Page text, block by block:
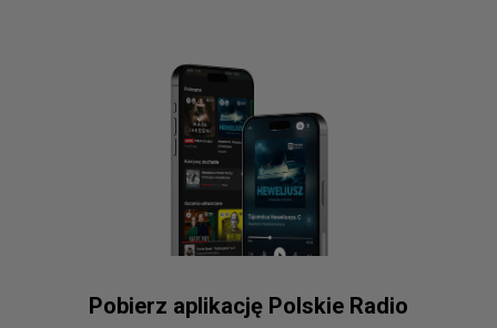
Pobierz aplikację Polskie Radio